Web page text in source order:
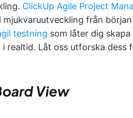
ClickUp Agile Project
mjukvaruutveckling från
testning som låter dig
realtid. Låt oss utforska dess
View